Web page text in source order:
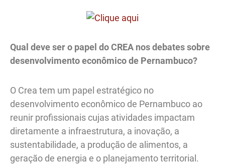
Qual deve ser o papel do CREA nos debates sobre
desenvolvimento econômico de Pernambuco?
O Crea tem um papel estratégico no
desenvolvimento econômico de Pernambuco ao
reunir profissionais cujas atividades impactam
diretamente a infraestrutura, a inovação, a
sustentabilidade, a produção de alimentos, a
geração de energia e o planejamento territorial.